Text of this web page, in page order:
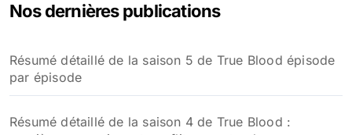
Nos dernières publications
Résumé détaillé de la saison 5 de True Blood épisode
par épisode
Résumé détaillé de la saison 4 de True Blood :